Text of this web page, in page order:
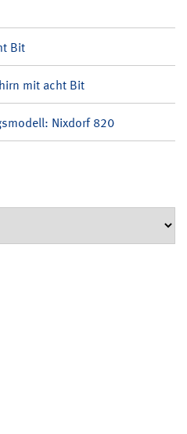
Bit
mit acht Bit
Nixdorf 820